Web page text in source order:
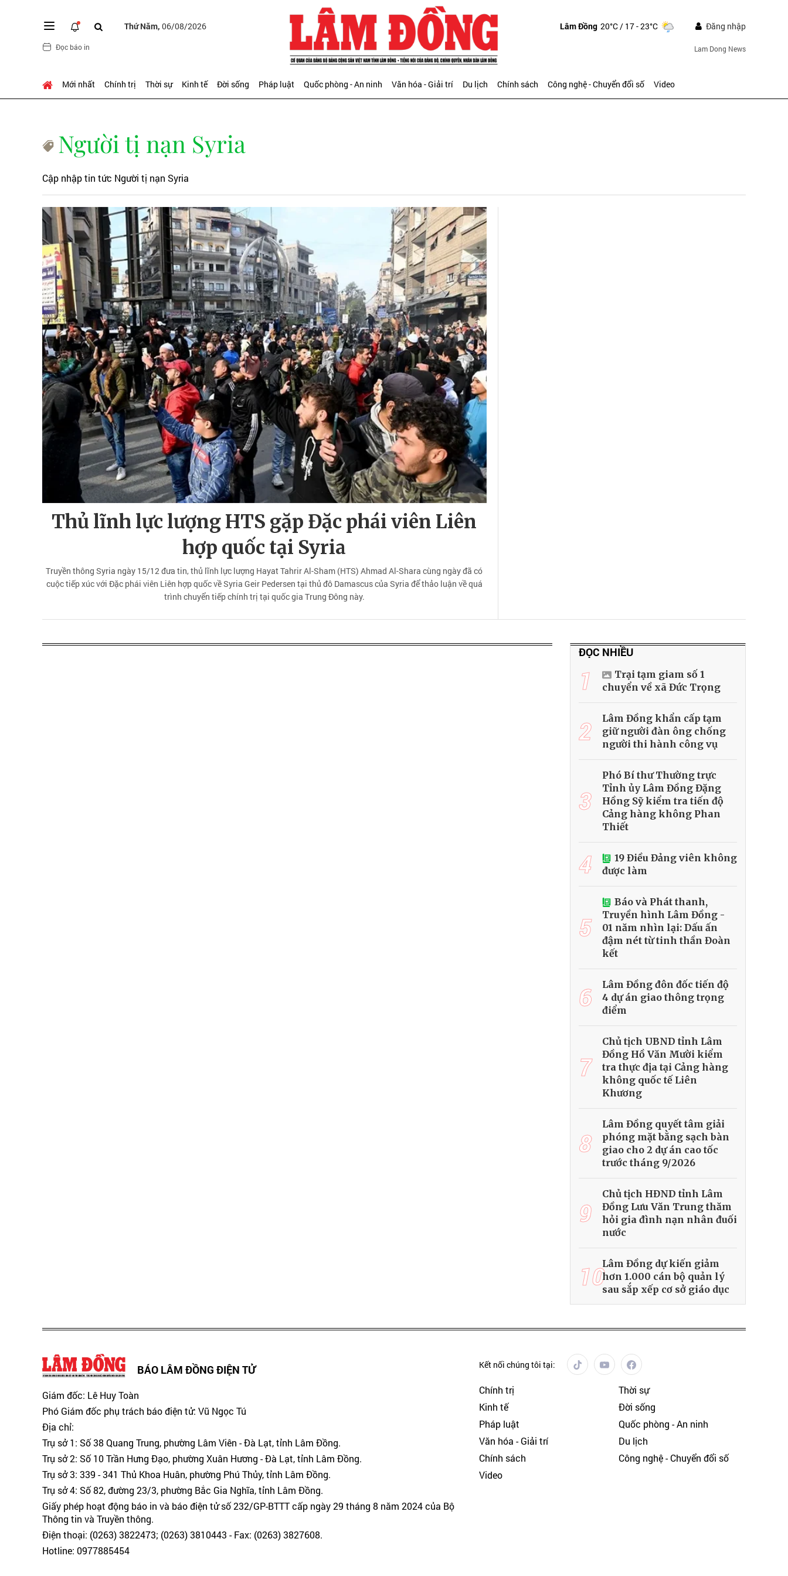
Thứ Năm, 06/08/2026
Đọc báo in
Lâm Đồng 20°C/ 17 - 23°C Đăng nhập
Lam Dong News
Mới nhất Chính trị Thời sự Kinh tế Đời sống Pháp luật Quốc phòng - An ninh Văn hóa - Giải trí Du lịch Chính sách Công nghệ - Chuyển đổi số Video
Người tị nạn Syria
Cập nhập tin tức Người tị nạn Syria
Thủ lĩnh lực lượng HTS gặp Đặc phái viên Liên
hợp quốc tại Syria
Truyền thông Syria ngày 15/12 đưa tin, thủ lĩnh lực lượng Hayat Tahrir Al-Sham (HTS) Ahmad Al-Shara cùng ngày đã có
cuộc tiếp xúc với Đặc phái viên Liên hợp quốc về Syria Geir Pedersen tại thủ đô Damascus của Syria để thảo luận về quá
trình chuyển tiếp chính trị tại quốc gia Trung Đông này.
ĐỌC NHIỀU
1
Trại tạm giam số 1
chuyển về xã Đức Trọng
2
Lâm Đồng khẩn cấp tạm
giữ người đàn ông chống
người thi hành công vụ
3
Phó Bí thư Thường trực
Tỉnh ủy Lâm Đồng Đặng
Hồng Sỹ kiểm tra tiến độ
Cảng hàng không Phan
Thiết
4
19 Điều Đảng viên không
được làm
5
Báo và Phát thanh,
Truyền hình Lâm Đồng -
01 năm nhìn lại: Dấu ấn
đậm nét từ tinh thần Đoàn
kết
6
Lâm Đồng đôn đốc tiến độ
4 dự án giao thông trọng
điểm
7
Chủ tịch UBND tỉnh Lâm
Đồng Hồ Văn Mười kiểm
tra thực địa tại Cảng hàng
không quốc tế Liên
Khương
8
Lâm Đồng quyết tâm giải
phóng mặt bằng sạch bàn
giao cho 2 dự án cao tốc
trước tháng 9/2026
9
Chủ tịch HĐND tỉnh Lâm
Đồng Lưu Văn Trung thăm
hỏi gia đình nạn nhân đuối
nước
10Lâm Đồng dự kiến giảm
hơn 1.000 cán bộ quản lý
sau sắp xếp cơ sở giáo dục
BÁO LÂM ĐỒNG ĐIỆN TỬ
Giám đốc: Lê Huy Toàn
Phó Giám đốc phụ trách báo điện tử: Vũ Ngọc Tú
Địa chỉ:
Trụ sở 1: Số 38 Quang Trung, phường Lâm Viên - Đà Lạt, tỉnh Lâm Đồng.
Trụ sở 2: Số 10 Trần Hưng Đạo, phường Xuân Hương - Đà Lạt, tỉnh Lâm Đồng.
Trụ sở 3: 339 - 341 Thủ Khoa Huân, phường Phú Thủy, tỉnh Lâm Đồng.
Trụ sở 4: Số 82, đường 23/3, phường Bắc Gia Nghĩa, tỉnh Lâm Đồng.
Giấy phép hoạt động báo in và báo điện tử số 232/GP-BTTT cấp ngày 29 tháng 8 năm 2024 của Bộ
Thông tin và Truyền thông.
Điện thoại: (0263) 3822473; (0263) 3810443 - Fax: (0263) 3827608.
Hotline: 0977885454
Kết nối chúng tôi tại:
Chính trị
Thời sự
Kinh tế
Đời sống
Pháp luật
Quốc phòng - An ninh
Văn hóa - Giải trí
Du lịch
Chính sách
Công nghệ - Chuyển đổi số
Video